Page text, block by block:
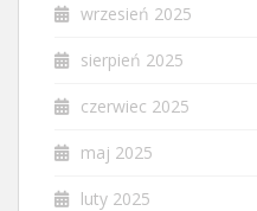
wrzesień 2025
sierpień 2025
czerwiec 2025
maj 2025
luty 2025